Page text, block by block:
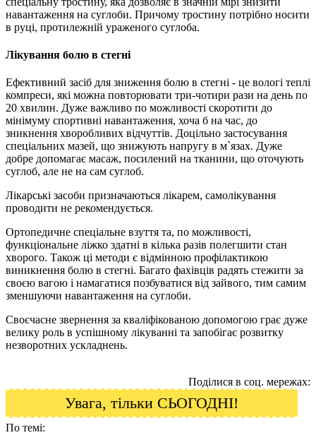
навантаження на суглоби. Причому тростину потрібно носити
в руці, протилежній ураженого суглоба.
Лікування болю в стегні
Ефективний засіб для зниження болю в стегні - це вологі теплі
компреси, які можна повторювати три-чотири рази на день по
20 хвилин. Дуже важливо по можливості скоротити до
мінімуму спортивні навантаження, хоча б на час, до
зникнення хворобливих відчуттів. Доцільно застосування
спеціальних мазей, що знижують напругу в м`язах. Дуже
добре допомагає масаж, посилений на тканини, що оточують
суглоб, але не на сам суглоб.
Лікарські засоби призначаються лікарем, самолікування
проводити не рекомендується.
Ортопедичне спеціальне взуття та, по можливості,
функціональне ліжко здатні в кілька разів полегшити стан
хворого. Також ці методи є відмінною профілактикою
виникнення болю в стегні. Багато фахівців радять стежити за
своєю вагою і намагатися позбуватися від зайвого, тим самим
зменшуючи навантаження на суглоби.
Своєчасне звернення за кваліфікованою допомогою грає дуже
велику роль в успішному лікуванні та запобігає розвитку
незворотних ускладнень.
Поділися в соц. мережах:
Увага, тільки СЬОГОДНІ!
По темі: